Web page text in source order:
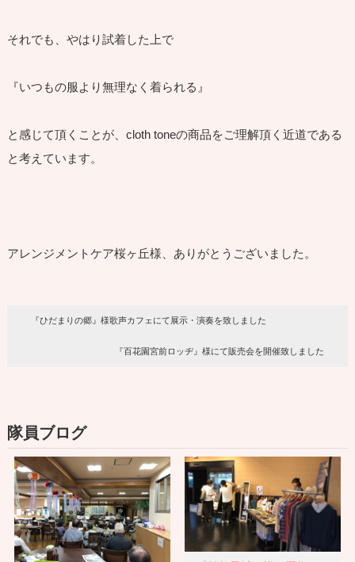
それでも、やはり試着した上で
『いつもの服より無理なく着られる』
と感じて頂くことが、cloth toneの商品をご理解頂く近道である
と考えています。
アレンジメントケア桜ヶ丘様、ありがとうございました。
『ひだまりの郷』様歌声カフェにて展示・演奏を致しました
『百花園宮前ロッヂ』様にて販売会を開催致しました
隊員ブログ